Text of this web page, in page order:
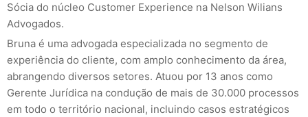
Sócia do núcleo Customer Experience na Nelson Wilians
Advogados.
Bruna é uma advogada especializada no segmento de
experiência do cliente, com amplo conhecimento da área,
abrangendo diversos setores. Atuou por 13 anos como
Gerente Jurídica na condução de mais de 30.000 processos
em todo o território nacional, incluindo casos estratégicos